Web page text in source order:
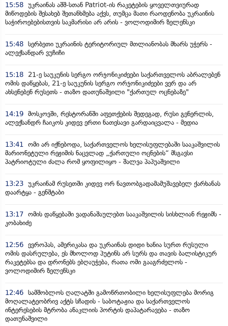
15:58 უკრაინას აშშ-სთან Patriot-ის რაკეტების ყოველთვიურად
მიწოდების შესახებ შეთანხმება აქვს, თუმცა მათი რაოდენობა უკრაინის
საჭიროებებისთვის საკმარისი არ არის - ვოლოდიმირ ზელენსკი
15:48 სერბეთი უკრაინის ტერიტორიულ მთლიანობას მხარს უჭერს -
ალექსანდარ ვუჩიჩი
15:18
21-ე საუკუნის სერგო ორჯონიკიძეები საქართველოს აბრალებენ
ომის დაწყებას, 21-ე საუკუნის სერგო ორჯონიკიძეები ვერ და არ
ახსენებენ რუსეთს - თაზო დათუნაშვილი "ქართულ ოცნებაზე"
14:19 მოსკოვში, რესტორანში აფეთქების შედეგად, რუსი გენერლის,
ალექსანდრ ჩაიკოს კიდევ ერთი ნათესავი გარდაიცვალა - მედია
13:41
ომი არ იქნებოდა, საქართველოს ხელისუფლებაში სააკაშვილის
მარიონეტული რეჟიმის ნაცვლად „ქართული ოცნების“ მსგავსი
პატრიოტული ძალა რომ ყოფილიყო - შალვა პაპუაშვილი
13:23 უკრაინამ რუსეთში კიდევ ორ ნავთობგადამამუშავებელ ქარხანას
დაარტყა - გენშტაბი
13:17 ომის დაწყებაში ვადანაშაულებთ სააკაშვილის სისხლიან რეჟიმს -
კობახიძე
12:56 ევროპას, ამერიკასა და უკრაინას დიდი ხანია სურთ რუსული
ომის დასრულება, ეს მხოლოდ პუტინს არ სურს და თავის ბალისტიკურ
რაკეტებსა და დრონებს ებღაუჭება, რათა ომი გააგრძელოს -
ვოლოდიმირ ზელენსკი
12:46 სამშობლოს ღალატში გამოწრთობილი ხელისუფლება მორიგ
მოღალატეობრივ აქტს სჩადის - საბოტაჟია და საქართველოს
ინტერესების მტრობა ანაკლიის პორტის დაპატარავება - თაზო
დათუნაშვილი